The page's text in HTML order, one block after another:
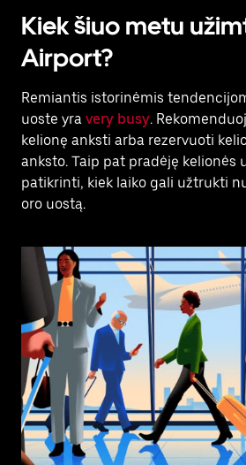
Kiek šiuo metu
Airport?
Remiantis istorinėmis
uoste yra very busy.
kelionę anksti arba rezervuoti
anksto. Taip pat pradėję kelionės
patikrinti, kiek laiko gali užtrukti
oro uostą.